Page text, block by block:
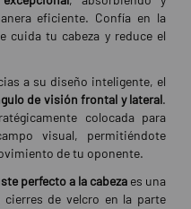
eficiente. Confía en la
cuida tu cabeza y reduce el
a su diseño inteligente, el
de visión frontal y lateral.
colocada para
visual, permitiéndote
de tu oponente.
perfecto a la cabeza es una
de velcro en la parte